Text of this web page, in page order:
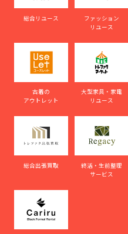
総合リユース
ファッション
リユース
古着の
アウトレット
大型家具・家電
リユース
総合出張買取
終活・生前整理
サービス